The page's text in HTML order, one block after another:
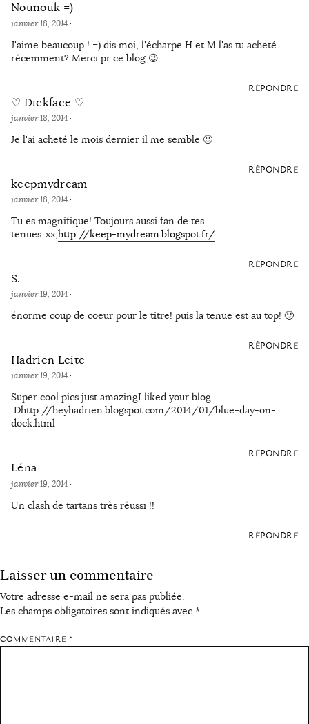
Nounouk =)
janvier 18, 2014·
J'aime beaucoup ! =) dis moi, l'écharpe H et M l'as tu acheté
récemment? Merci pr ce blog 😉
RÉPONDRE
♡ Dickface ♡
janvier 18, 2014·
Je l'ai acheté le mois dernier il me semble 🙂
RÉPONDRE
keepmydream
janvier 18, 2014·
Tu es magnifique! Toujours aussi fan de tes
tenues..xx,http://keep-mydream.blogspot.fr/
RÉPONDRE
S.
janvier 19, 2014·
énorme coup de coeur pour le titre! puis la tenue est au top! 🙂
RÉPONDRE
Hadrien Leite
janvier 19, 2014·
Super cool pics just amazingI liked your blog
:Dhttp://heyhadrien.blogspot.com/2014/01/blue-day-on-
dock.html
RÉPONDRE
Léna
janvier 19, 2014·
Un clash de tartans très réussi !!
RÉPONDRE
Laisser un commentaire
Votre adresse e-mail ne sera pas publiée.
Les champs obligatoires sont indiqués avec *
COMMENTAIRE *